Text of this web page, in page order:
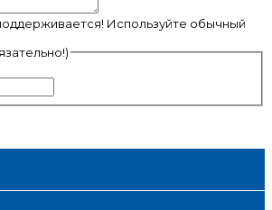
Используйте обычный